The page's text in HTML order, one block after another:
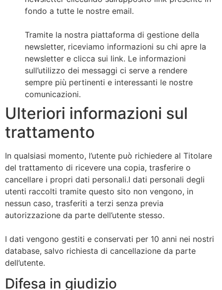
fondo a tutte le nostre email.
Tramite la nostra piattaforma di gestione della
newsletter, riceviamo informazioni su chi apre la
newsletter e clicca sui link. Le informazioni
sull’utilizzo dei messaggi ci serve a rendere
sempre più pertinenti e interessanti le nostre
comunicazioni.
Ulteriori informazioni sul
trattamento
In qualsiasi momento, l’utente può richiedere al Titolare
del trattamento di ricevere una copia, trasferire o
cancellare i propri dati personali.I dati personali degli
utenti raccolti tramite questo sito non vengono, in
nessun caso, trasferiti a terzi senza previa
autorizzazione da parte dell’utente stesso.
I dati vengono gestiti e conservati per 10 anni nei nostri
database, salvo richiesta di cancellazione da parte
dell’utente.
Difesa in giudizio